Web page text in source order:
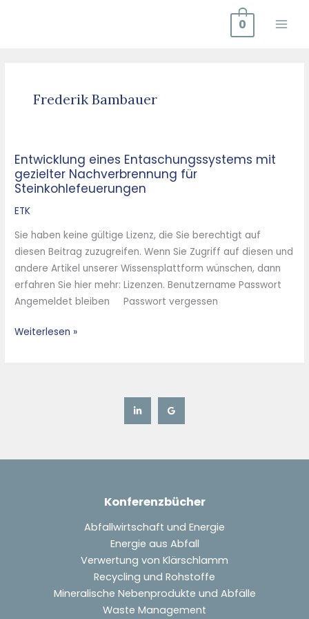
0
Frederik Bambauer
Entwicklung eines Entaschungssystems mit
gezielter Nachverbrennung für
Steinkohlefeuerungen
ETK
Sie haben keine gültige Lizenz, die Sie berechtigt auf
diesen Beitrag zuzugreifen. Wenn Sie Zugriff auf diesen und
andere Artikel unserer Wissensplattform wünschen, dann
erfahren Sie hier mehr: Lizenzen. Benutzername Passwort
Angemeldet bleiben Passwort vergessen
Entwicklung
eines
Entaschungssystems
mit
Nachverbrennung
für
Steinkohlefeuerungen
Weiterlesen »
Konferenzbücher
Abfallwirtschaft und Energie
Energie aus Abfall
Verwertung von Klärschlamm
Recycling und Rohstoffe
Mineralische Nebenprodukte und Abfälle
Waste Management